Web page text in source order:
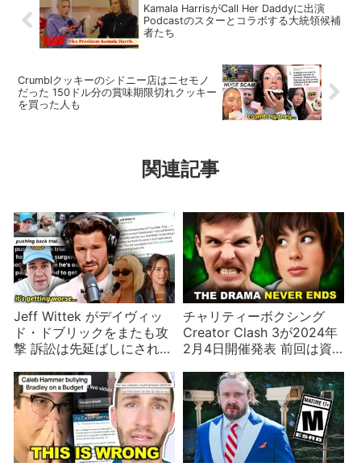
Kamala HarrisがCall Her Daddyに出演
Podcastのスターとコラボする大統領候補
者たち
Crumblクッキーのシドニー店はニセモノ
だった 150ドル分の賞味期限切れクッキー
を買った人も
関連記事
Jeff Wittek がデイヴィッ
ド・ドブリックをまたも攻
撃 訴訟は先延ばしにされて
チャリティーボクシング
Creator Clash 3が2024年
2月4日開催発表 前回は資